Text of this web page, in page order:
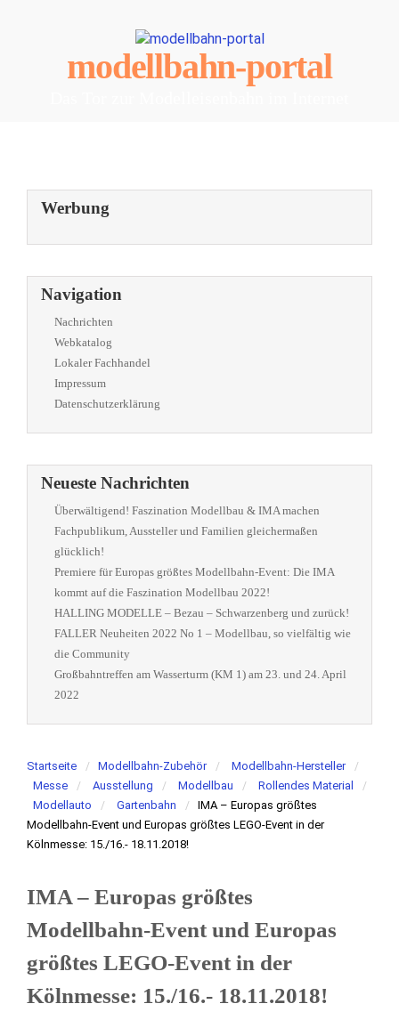
modellbahn-portal
Werbung
Navigation
Nachrichten
Webkatalog
Lokaler Fachhandel
Impressum
Datenschutzerklärung
Neueste Nachrichten
Überwältigend! Faszination Modellbau & IMA machen
Fachpublikum, Aussteller und Familien gleichermaßen
glücklich!
Premiere für Europas größtes Modellbahn-Event: Die IMA
kommt auf die Faszination Modellbau 2022!
HALLING MODELLE – Bezau – Schwarzenberg und zurück!
FALLER Neuheiten 2022 No 1 – Modellbau, so vielfältig wie
die Community
Großbahntreffen am Wasserturm (KM 1) am 23. und 24. April
2022
Startseite Modellbahn-Zubehör
Modellbahn-Hersteller
Messe
Ausstellung Modellbau
Rollendes Material
Modellauto
Gartenbahn
IMA – Europas größtes
Modellbahn-Event und Europas größtes LEGO-Event in der
Kölnmesse: 15./16.- 18.11.2018!
IMA – Europas größtes
Modellbahn-Event und Europas
größtes LEGO-Event in der
Kölnmesse: 15./16.- 18.11.2018!